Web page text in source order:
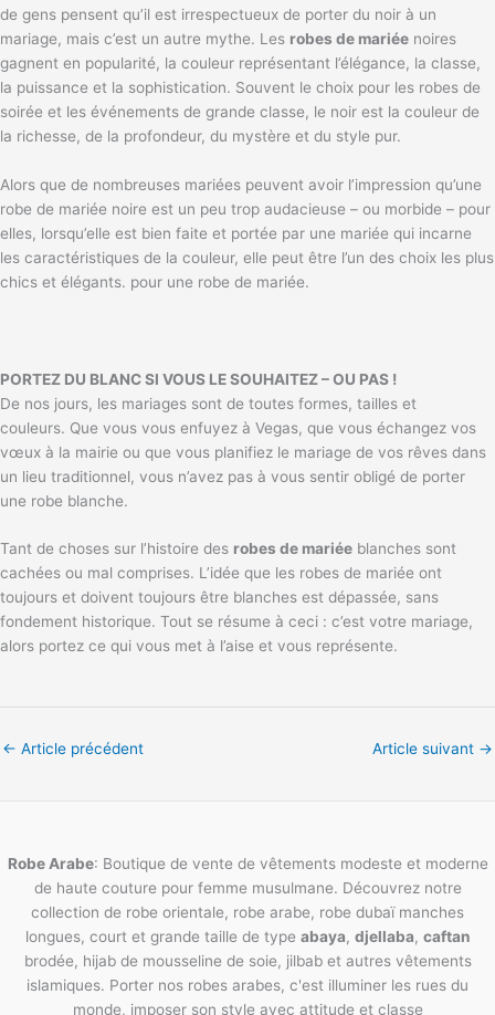
de gens pensent qu’il est irrespectueux de porter du noir à un
mariage, mais c’est un autre mythe. Les robes de mariée noires
gagnent en popularité, la couleur représentant l’élégance, la classe,
la puissance et la sophistication. Souvent le choix pour les robes de
soirée et les événements de grande classe, le noir est la couleur de
la richesse, de la profondeur, du mystère et du style pur.
Alors que de nombreuses mariées peuvent avoir l’impression qu’une
robe de mariée noire est un peu trop audacieuse – ou morbide – pour
elles, lorsqu’elle est bien faite et portée par une mariée qui incarne
les caractéristiques de la couleur, elle peut être l’un des choix les plus
chics et élégants. pour une robe de mariée.
PORTEZ DU BLANC SI VOUS LE SOUHAITEZ – OU PAS !
De nos jours, les mariages sont de toutes formes, tailles et
couleurs. Que vous vous enfuyez à Vegas, que vous échangez vos
vœux à la mairie ou que vous planifiez le mariage de vos rêves dans
un lieu traditionnel, vous n’avez pas à vous sentir obligé de porter
une robe blanche.
Tant de choses sur l’histoire des robes de mariée blanches sont
cachées ou mal comprises. L’idée que les robes de mariée ont
toujours et doivent toujours être blanches est dépassée, sans
fondement historique. Tout se résume à ceci : c’est votre mariage,
alors portez ce qui vous met à l’aise et vous représente.
← Article précédent Article suivant →
Robe Arabe: Boutique de vente de vêtements modeste et moderne
de haute couture pour femme musulmane. Découvrez notre
collection de robe orientale, robe arabe, robe dubaï manches
longues, court et grande taille de type abaya, djellaba, caftan
brodée, hijab de mousseline de soie, jilbab et autres vêtements
islamiques. Porter nos robes arabes, c'est illuminer les rues du
monde, imposer son style avec attitude et classe